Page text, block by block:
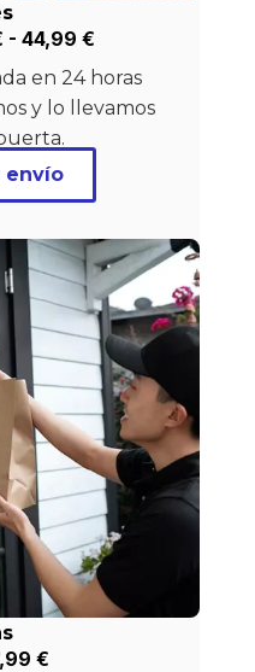
- 44,99 €
en 24 horas
y lo llevamos
envío
€